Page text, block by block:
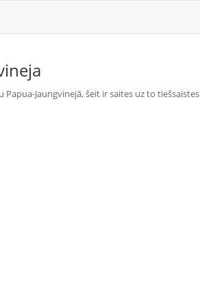
Jaungvinejā, šeit ir saites uz to tiešsaistes